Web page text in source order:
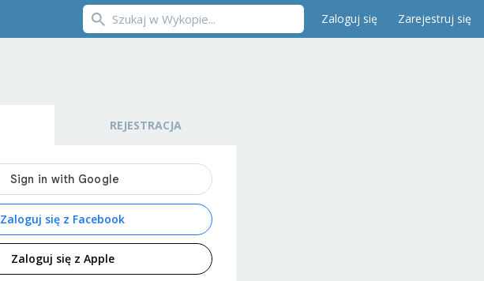
Zaloguj się Zarejestruj się
REJESTRACJA
Zaloguj się z Facebook
Zaloguj się z Apple